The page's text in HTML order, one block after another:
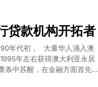
澳元汇率
口稳定增
球第一，但
首席执行
场如何取
家一定想
表示，a2
求精益求
住宅房地产市场的最可靠的
地、新州、南澳州、塔州、
约80%的房地产公司和特许
成员的房地产经纪公司提供
实践，从而提高行业标准，
reia.asn.au/ 澳大利亚国
贷款机构开拓者
年代初， 大量华人涌入澳
年左右获得澳大利亚永居
条中苏醒，在金融方面首先